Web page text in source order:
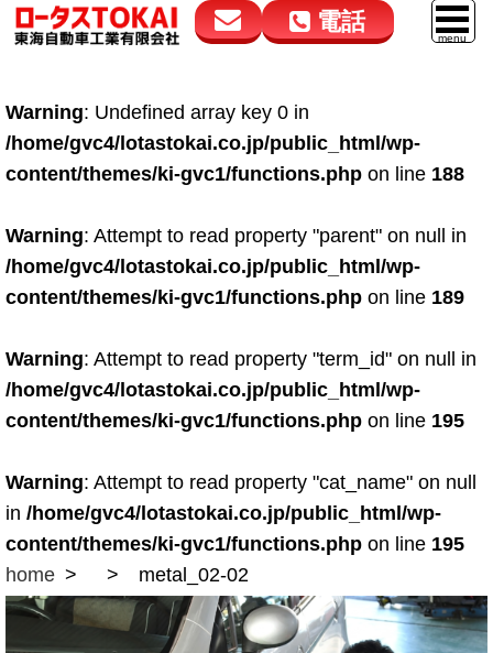
電話
050-5264-4432
9:00～18:00
050-5264-4433
9:00～18:00
車販売
スマイル車検
鈑金・塗装
点検・整備
ロードサービス
レンタカー
Warning: Undefined array key 0 in
/home/gvc4/lotastokai.co.jp/public_html/wp-
content/themes/ki-gvc1/functions.php on line 188
Warning: Attempt to read property "parent" on null in
/home/gvc4/lotastokai.co.jp/public_html/wp-
content/themes/ki-gvc1/functions.php on line 189
Warning: Attempt to read property "term_id" on null in
/home/gvc4/lotastokai.co.jp/public_html/wp-
content/themes/ki-gvc1/functions.php on line 195
Warning: Attempt to read property "cat_name" on null
in /home/gvc4/lotastokai.co.jp/public_html/wp-
content/themes/ki-gvc1/functions.php on line 195
home
metal_02-02